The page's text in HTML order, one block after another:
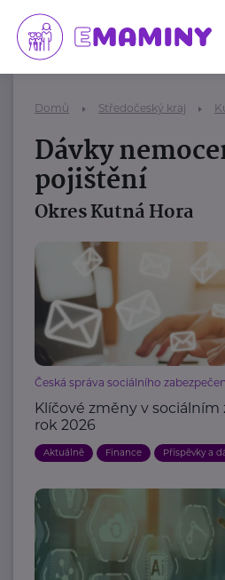
Domů Středočeský kraj
Dávky
pojištění
Okres Kutná Hora
Česká správa sociálního
Klíčové změny v
rok 2026
Aktuálně Finance Příspěvky a